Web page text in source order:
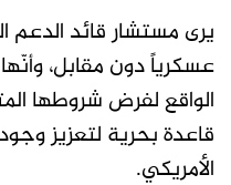
يرى مستشار قائد الدعم
عسكرياً دون مقابل،
الواقع لفرض شروطها
قاعدة بحرية لتعزيز
الأمريكي.